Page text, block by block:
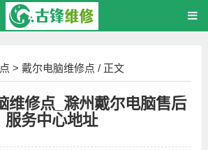
> 戴尔电脑维修点 / 正文
维修点_滁州戴尔电脑售后
服务中心地址